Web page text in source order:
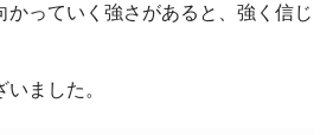
かっていく強さがあると、強く信じ
ました。